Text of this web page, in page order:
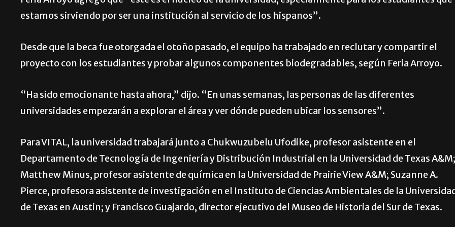
estamos sirviendo por ser una institución al servicio de los hispanos”.
Desde que la beca fue otorgada el otoño pasado, el equipo ha trabajado en reclutar y compartir el
proyecto con los estudiantes y probar algunos componentes biodegradables, según Feria Arroyo.
“Ha sido emocionante hasta ahora,” dijo. “En unas semanas, las personas de las diferentes
universidades empezarán a explorar el área y ver dónde pueden ubicar los sensores”.
Para VITAL, la universidad trabajará junto a Chukwuzubelu Ufodike, profesor asistente en el
Departamento de Tecnología de Ingeniería y Distribución Industrial en la Universidad de Texas A&M;
Matthew Minus, profesor asistente de química en la Universidad de Prairie View A&M; Suzanne A.
Pierce, profesora asistente de investigación en el Instituto de Ciencias Ambientales de la
de Texas en Austin; y Francisco Guajardo, director ejecutivo del Museo de Historia del Sur de Texas.